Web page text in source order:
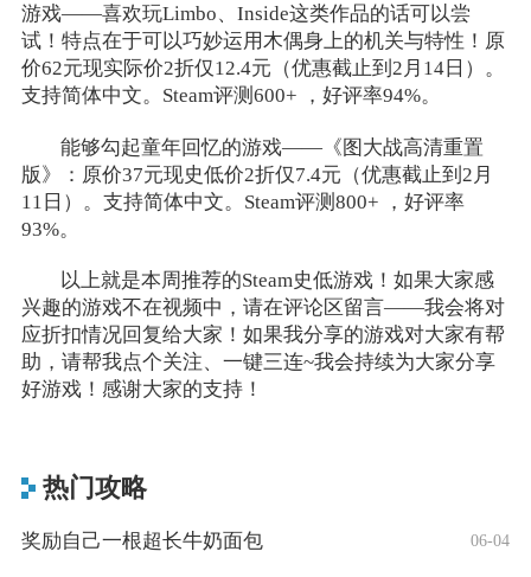
游戏——喜欢玩Limbo、Inside这类作品的话可以尝
试！特点在于可以巧妙运用木偶身上的机关与特性！原
价62元现实际价2折仅12.4元（优惠截止到2月14日）。
支持简体中文。Steam评测600+ ，好评率94%。
能够勾起童年回忆的游戏——《图大战高清重置
版》：原价37元现史低价2折仅7.4元（优惠截止到2月
11日）。支持简体中文。Steam评测800+ ，好评率
93%。
以上就是本周推荐的Steam史低游戏！如果大家感
兴趣的游戏不在视频中，请在评论区留言——我会将对
应折扣情况回复给大家！如果我分享的游戏对大家有帮
助，请帮我点个关注、一键三连~我会持续为大家分享
好游戏！感谢大家的支持！
热门攻略
奖励自己一根超长牛奶面包 06-04